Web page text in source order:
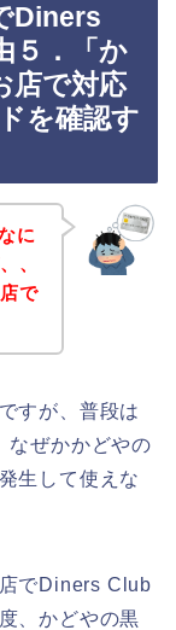
Diners
５．「か
店で対応
を確認す
に
、
で
すが、普段は
なぜかかどやの
生して使えな
でDiners Club
、かどやの黒